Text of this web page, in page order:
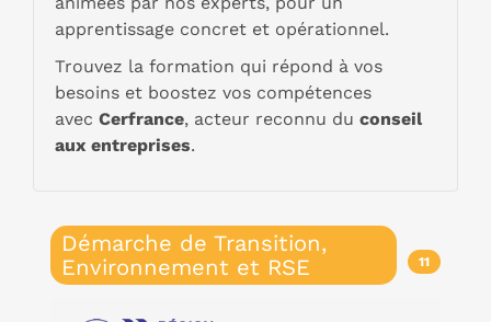
apprentissage concret et opérationnel.
Trouvez la formation qui répond à vos
besoins et boostez vos compétences
avec Cerfrance, acteur reconnu du conseil
aux entreprises.
Démarche de Transition,
Environnement et RSE
11